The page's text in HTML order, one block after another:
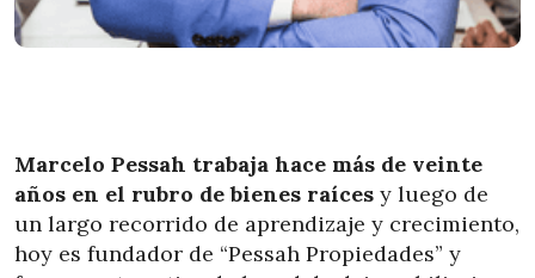
Marcelo Pessah trabaja hace más de veinte
años en el rubro de bienes raíces y luego de
un largo recorrido de aprendizaje y crecimiento,
hoy es fundador de “Pessah Propiedades” y